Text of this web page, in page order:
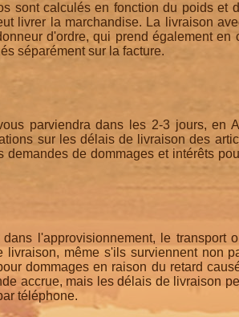
sont calculés en fonction du poids et
livrer la marchandise. La livraison
d'ordre, qui prend également en
séparément sur la facture.
parviendra dans les 2-3 jours, en
sur les délais de livraison des
de dommages et intérêts
l'approvisionnement, le transport
même s'ils surviennent non
dommages en raison du retard
accrue, mais les délais de livraison
téléphone.